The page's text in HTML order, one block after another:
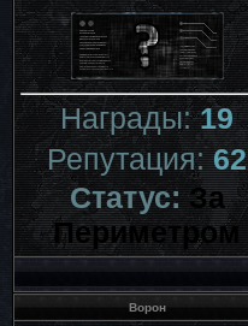
Награды:19
Репутация:62
Статус:За
Периметром
Ворон